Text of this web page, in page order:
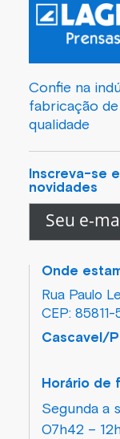
Confie na
fabricação
qualidade
Inscreva-se
novidades
Onde
Rua Paulo
CEP:
Cascavel/
Horário de
Segunda a
07h42 –